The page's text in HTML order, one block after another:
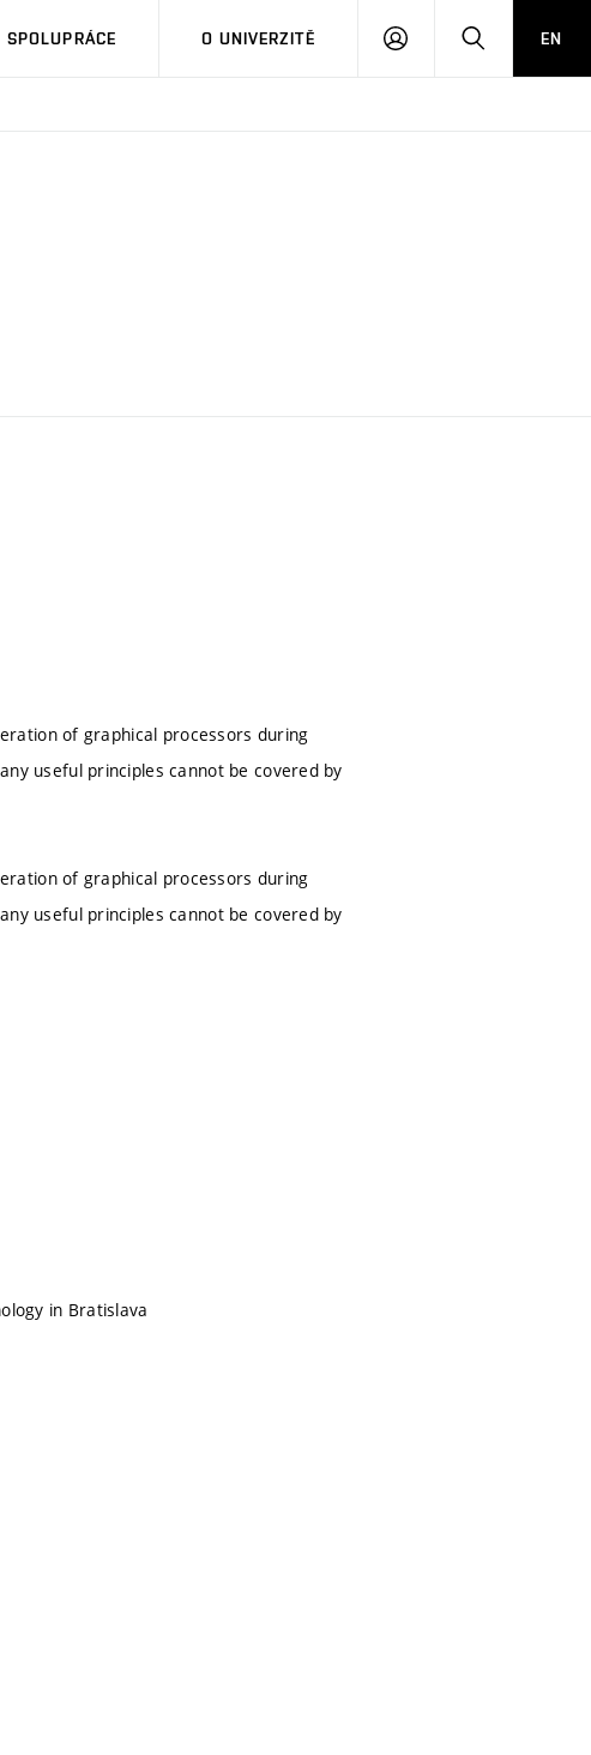
SPOLUPRÁCE O UNIVERZITĚ
PŘIHLÁSIT HLEDATEN
of graphical processors during
useful principles cannot be covered by
of graphical processors during
useful principles cannot be covered by
in Bratislava